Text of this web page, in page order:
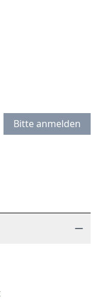
Bitte anmelden